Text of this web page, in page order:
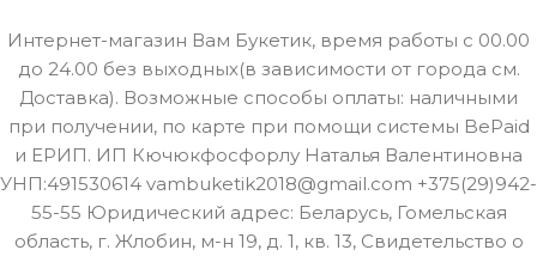
Интернет-магазин Вам Букетик, время работы с 00.00
до 24.00 без выходных(в зависимости от города см.
Доставка). Возможные способы оплаты: наличными
при получении, по карте при помощи системы BePaid
и ЕРИП. ИП Кючюкфосфорлу Наталья Валентиновна
УНП:491530614 vambuketik2018@gmail.com +375(29)942-
55-55 Юридический адрес: Беларусь, Гомельская
область, г. Жлобин, м-н 19, д. 1, кв. 13, Свидетельство о